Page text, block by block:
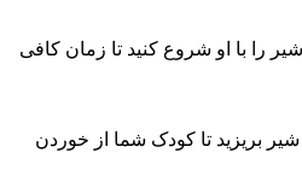
را با او شروع کنید تا زمان کافی
بریزید تا کودک شما از خوردن